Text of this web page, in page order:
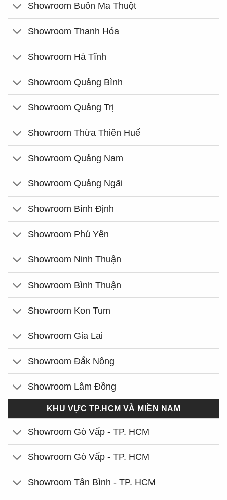
Showroom Buôn Ma Thuột
Showroom Thanh Hóa
Showroom Hà Tĩnh
Showroom Quảng Bình
Showroom Quảng Trị
Showroom Thừa Thiên Huế
Showroom Quảng Nam
Showroom Quảng Ngãi
Showroom Bình Định
Showroom Phú Yên
Showroom Ninh Thuận
Showroom Bình Thuận
Showroom Kon Tum
Showroom Gia Lai
Showroom Đắk Nông
Showroom Lâm Đồng
KHU VỰC TP.HCM VÀ MIỀN NAM
Showroom Gò Vấp - TP. HCM
Showroom Gò Vấp - TP. HCM
Showroom Tân Bình - TP. HCM